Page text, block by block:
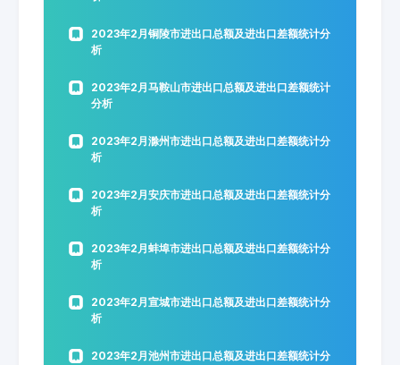
2023年2月铜陵市进出口总额及进出口差额统计分
析
2023年2月马鞍山市进出口总额及进出口差额统计
分析
2023年2月滁州市进出口总额及进出口差额统计分
析
2023年2月安庆市进出口总额及进出口差额统计分
析
2023年2月蚌埠市进出口总额及进出口差额统计分
析
2023年2月宣城市进出口总额及进出口差额统计分
析
2023年2月池州市进出口总额及进出口差额统计分